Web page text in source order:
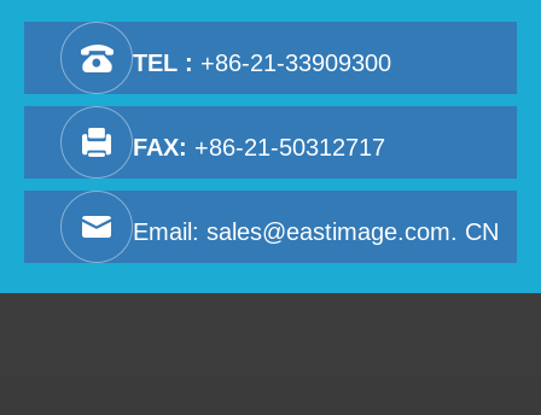
TEL : +86-21-33909300
FAX: +86-21-50312717
Email: sales@eastimage.com. CN